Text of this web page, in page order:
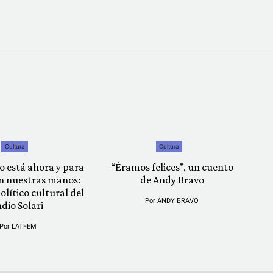
Cultura
está ahora y para
nuestras manos:
cultural del
Solari
Por LATFEM
Cultura
“Éramos felices”, un cuento
de Andy Bravo
PorANDY BRAVO